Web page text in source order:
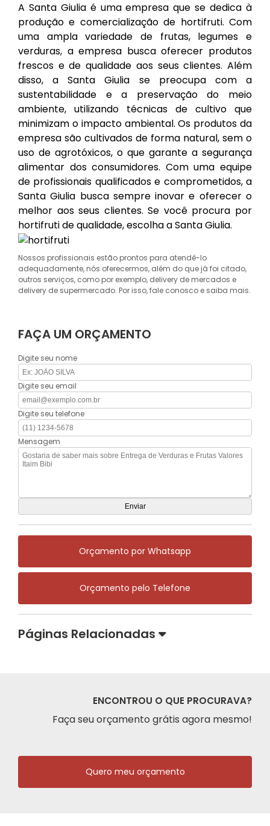
A Santa Giulia é uma empresa que se dedica à
produção e comercialização de hortifruti. Com
uma ampla variedade de frutas, legumes e
verduras, a empresa busca oferecer produtos
frescos e de qualidade aos seus clientes. Além
disso, a Santa Giulia se preocupa com a
sustentabilidade e a preservação do meio
ambiente, utilizando técnicas de cultivo que
minimizam o impacto ambiental. Os produtos da
empresa são cultivados de forma natural, sem o
uso de agrotóxicos, o que garante a segurança
alimentar dos consumidores. Com uma equipe
de profissionais qualificados e comprometidos, a
Santa Giulia busca sempre inovar e oferecer o
melhor aos seus clientes. Se você procura por
hortifruti de qualidade, escolha a Santa Giulia.
Nossos profissionais estão prontos para atendê-lo
adequadamente, nós oferecermos, além do que já foi citado,
outros serviços, como por exemplo, delivery de mercados e
delivery de supermercado. Por isso, fale conosco e saiba mais.
FAÇA UM ORÇAMENTO
Digite seu nome
Digite seu email
Digite seu telefone
Mensagem
Orçamento por Whatsapp
Orçamento pelo Telefone
Páginas Relacionadas
ENCONTROU O QUE PROCURAVA?
Faça seu orçamento grátis agora mesmo!
Quero meu orçamento